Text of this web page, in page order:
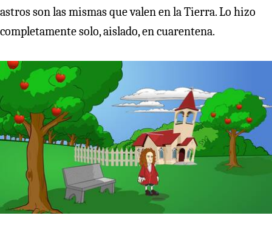
astros son las mismas que valen en la Tierra. Lo hizo
completamente solo, aislado, en cuarentena.